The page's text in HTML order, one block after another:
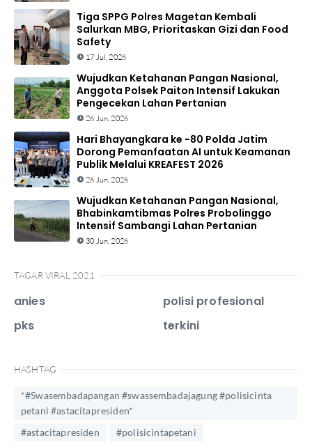
Tiga SPPG Polres Magetan Kembali
Salurkan MBG, Prioritaskan Gizi dan Food
Safety
17 Jul, 2026
Wujudkan Ketahanan Pangan Nasional,
Anggota Polsek Paiton Intensif Lakukan
Pengecekan Lahan Pertanian
26 Jun, 2026
Hari Bhayangkara ke -80 Polda Jatim
Dorong Pemanfaatan AI untuk Keamanan
Publik Melalui KREAFEST 2026
26 Jun, 2026
Wujudkan Ketahanan Pangan Nasional,
Bhabinkamtibmas Polres Probolinggo
Intensif Sambangi Lahan Pertanian
30 Jun, 2026
TAGAR VIRAL 2021
anies
pks
polisi profesional
terkini
HASHTAG
*#Swasembadapangan #swassembadajagung #polisicinta
petani #astacitapresiden*
#astacitapresiden
#polisicintapetani